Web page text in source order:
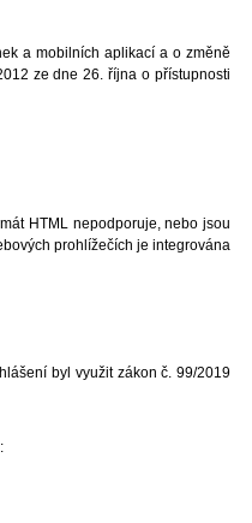
(6.B)
a mobilních aplikací a o změně
ze dne 26. října o přístupnosti
HTML nepodporuje, nebo jsou
prohlížečích je integrována
byl využit zákon č. 99/2019